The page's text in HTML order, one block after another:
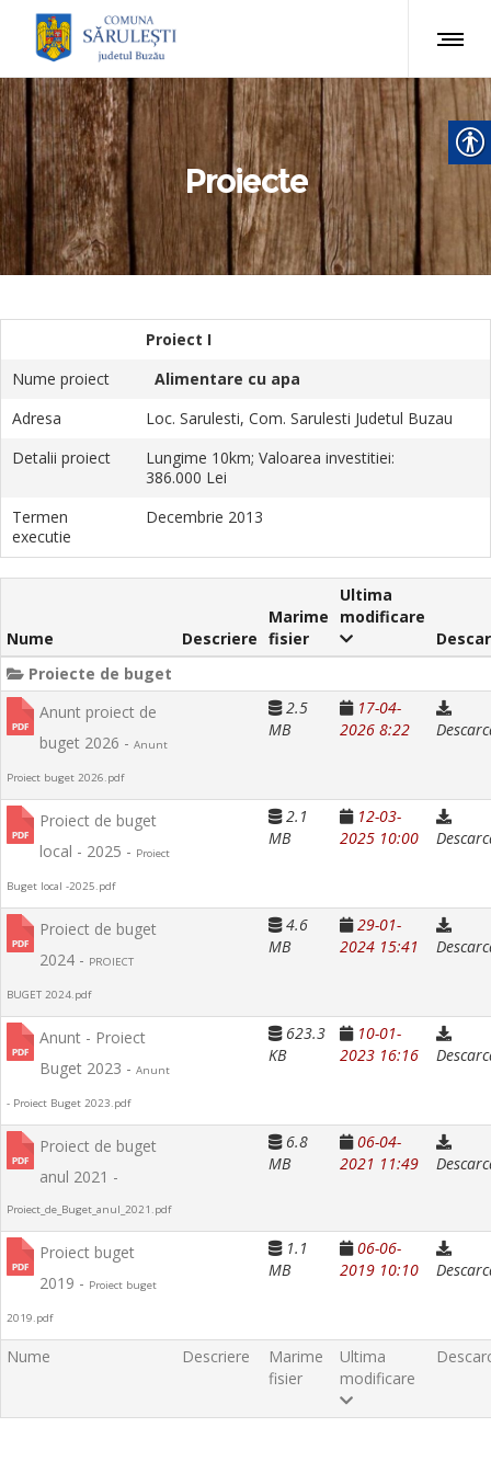
Proiecte
Proiect I
Nume proiect
Alimentare cu apa
Adresa
Loc. Sarulesti, Com. Sarulesti Judetul Buzau
Detalii proiect
Lungime 10km; Valoarea investitiei:
386.000 Lei
Termen
executie
Decembrie 2013
Nume Descriere
Marime
fisier
Ultima
modificare
Nume Descriere
Marime
fisier
Ultima
modificare
Proiecte de buget
Anunt proiect de
buget 2026 - Anunt
Proiect buget 2026.pdf
2.5
MB
17-04-
2026 8:22
Proiect de buget
local - 2025 - Proiect
Buget local -2025.pdf
2.1
MB
12-03-
2025 10:00
Proiect de buget
2024 - PROIECT
BUGET 2024.pdf
4.6
MB
29-01-
2024 15:41
Anunt - Proiect
Buget 2023 - Anunt
- Proiect Buget 2023.pdf
623.3
KB
10-01-
2023 16:16
Proiect de buget
anul 2021 -
Proiect_de_Buget_anul_2021.pdf
6.8
MB
06-04-
2021 11:49
Proiect buget
2019 - Proiect buget
2019.pdf
1.1
MB
06-06-
2019 10:10